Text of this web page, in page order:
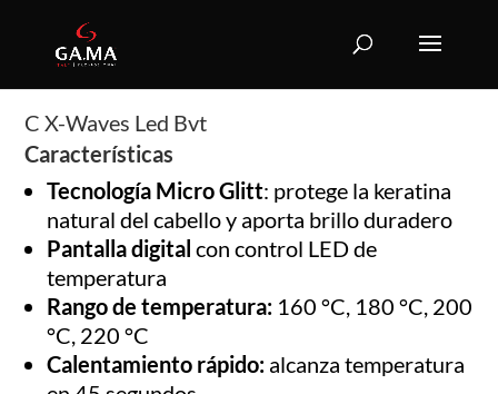
C X-Waves Led Bvt
Características
Tecnología Micro Glitt: protege la keratina
natural del cabello y aporta brillo duradero
Pantalla digital con control LED de
temperatura
Rango de temperatura:160 °C, 180 °C, 200
°C, 220 °C
Calentamiento rápido:alcanza temperatura